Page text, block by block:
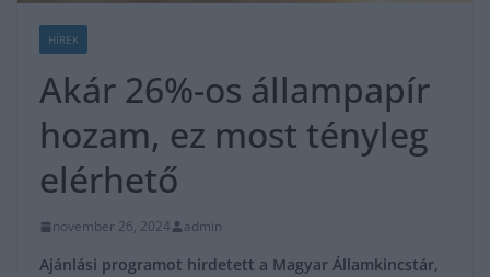
HÍREK
Akár 26%-os állampapír
hozam, ez most tényleg
elérhető
november 26, 2024 admin
Ajánlási programot hirdetett a Magyar Államkincstár,